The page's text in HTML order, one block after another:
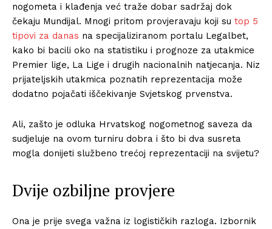
nogometa i klađenja već traže dobar sadržaj dok
čekaju Mundijal. Mnogi pritom provjeravaju koji su top 5
tipovi za danas na specijaliziranom portalu Legalbet,
kako bi bacili oko na statistiku i prognoze za utakmice
Premier lige, La Lige i drugih nacionalnih natjecanja. Niz
prijateljskih utakmica poznatih reprezentacija može
dodatno pojačati iščekivanje Svjetskog prvenstva.
Ali, zašto je odluka Hrvatskog nogometnog saveza da
sudjeluje na ovom turniru dobra i što bi dva susreta
mogla donijeti službeno trećoj reprezentaciji na svijetu?
Dvije ozbiljne provjere
Ona je prije svega važna iz logističkih razloga. Izbornik